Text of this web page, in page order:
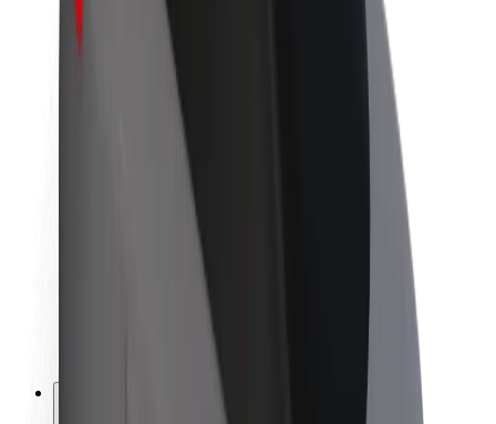
Projekt Zero
Tiskové centrum
Vztahy s investory